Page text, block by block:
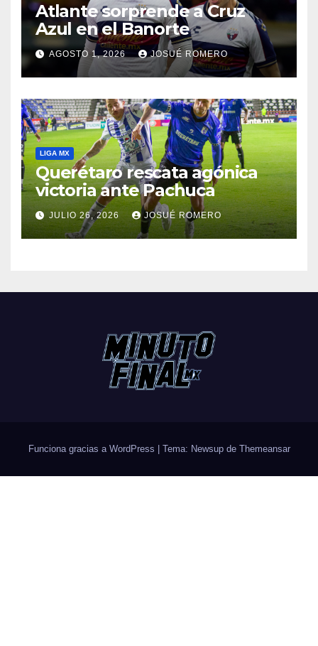
Atlante sorprende a Cruz
Azul en el Banorte
AGOSTO 1, 2026 JOSUÉ ROMERO
LIGA MX
Querétaro rescata agónica
victoria ante Pachuca
JULIO 26, 2026 JOSUÉ ROMERO
Funciona gracias a WordPress Tema: Newsup de Themeansar